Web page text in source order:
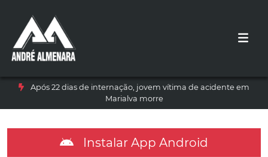
Após 22 dias de internação, jovem vítima de acidente em
Marialva morre
Instalar App Android